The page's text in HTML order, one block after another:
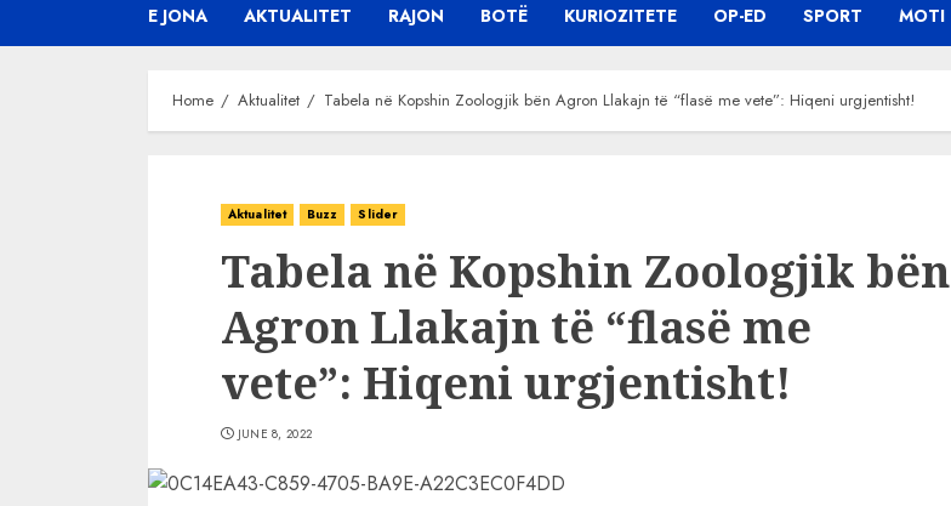
E JONA AKTUALITET RAJON BOTË KURIOZITETE OP-ED SPORT MOTI
Home Aktualitet Tabela në Kopshin Zoologjik bën Agron Llakajn të “flasë me vete”: Hiqeni urgjentisht!
Aktualitet Buzz Slider
Tabela në Kopshin Zoologjik bën
Agron Llakajn të “flasë me
vete”: Hiqeni urgjentisht!
JUNE 8, 2022